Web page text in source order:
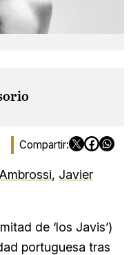
, Javier
de ‘los Javis’)
portuguesa tras